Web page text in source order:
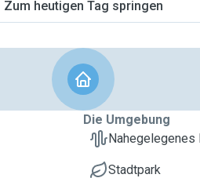
Zum heutigen Tag springen
Die Umgebung
Stadtpark